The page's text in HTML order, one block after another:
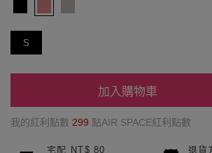
S
加入購物車
我的紅利點數 299 點AIR SPACE紅利點數
宅配 NT$ 80
退貨